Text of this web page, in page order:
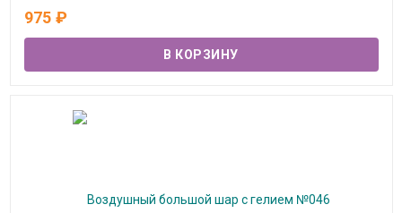
975 ₽